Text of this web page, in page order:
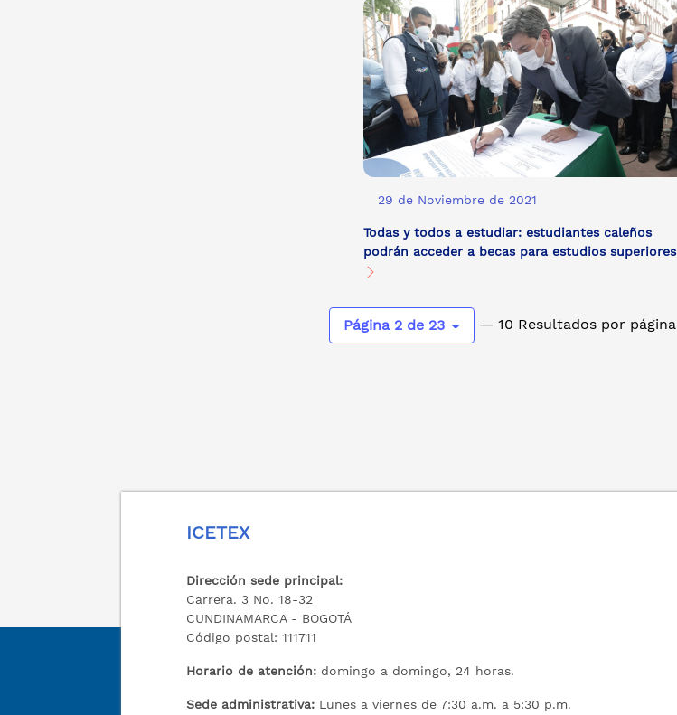
29 de Noviembre de 2021
Todas y todos a estudiar: estudiantes caleños
podrán acceder a becas para estudios superiores
Página 2 de 23 — 10 Resultados por página
ICETEX
Dirección sede principal:
Carrera. 3 No. 18-32
CUNDINAMARCA - BOGOTÁ
Código postal: 111711
Horario de atención: domingo a domingo, 24 horas.
Sede administrativa: Lunes a viernes de 7:30 a.m. a 5:30 p.m.